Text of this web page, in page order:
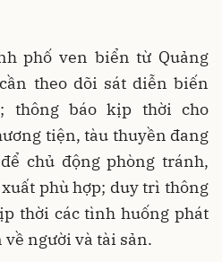
phố ven biển từ Quảng
theo dõi sát diễn biến
thông báo kịp thời cho
tiện, tàu thuyền đang
chủ động phòng tránh,
phù hợp; duy trì thông
thời các tình huống phát
người và tài sản.